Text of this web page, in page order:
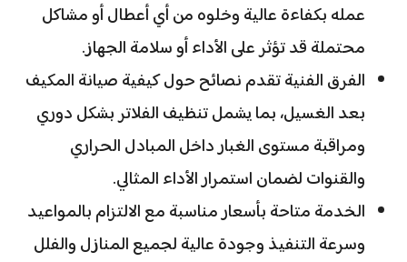
عمله بكفاءة عالية وخلوه من أي أعطال أو مشاكل
محتملة قد تؤثر على الأداء أو سلامة الجهاز.
الفرق الفنية تقدم نصائح حول كيفية صيانة المكيف
بعد الغسيل، بما يشمل تنظيف الفلاتر بشكل دوري
ومراقبة مستوى الغبار داخل المبادل الحراري
والقنوات لضمان استمرار الأداء المثالي.
الخدمة متاحة بأسعار مناسبة مع الالتزام بالمواعيد
وسرعة التنفيذ وجودة عالية لجميع المنازل والفلل